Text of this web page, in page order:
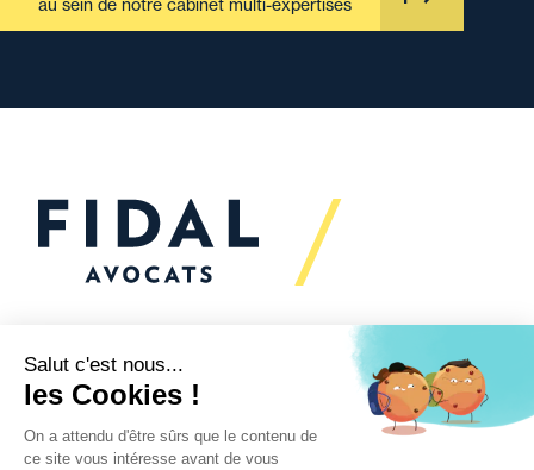
au sein de notre cabinet multi-expertises
Vous souhaitez échanger
avec nous ?
Nous sommes